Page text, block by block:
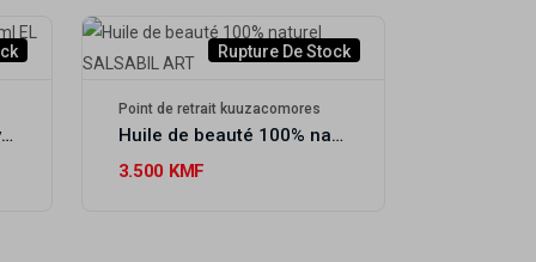
Huile de coco au combava 100ml EL HOUDA
Rupture De Stock
Point de retrait kuuzacomores
Huile de beauté 100% naturel SALSABIL ART
3.500 KMF